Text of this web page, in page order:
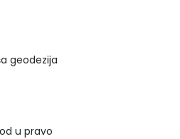
geodezija
u pravo